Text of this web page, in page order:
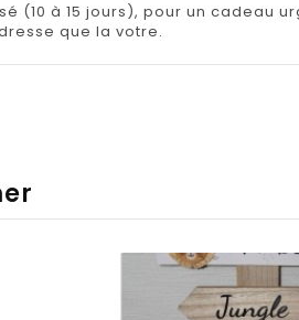
(10 à 15 jours), pour un cadeau
que la votre.